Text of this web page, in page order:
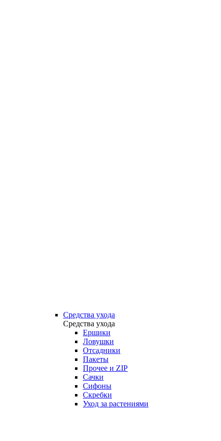
Средства ухода
Средства ухода
Ершики
Ловушки
Отсадники
Пакеты
Прочее и ZIP
Сачки
Сифоны
Скребки
Уход за растениями